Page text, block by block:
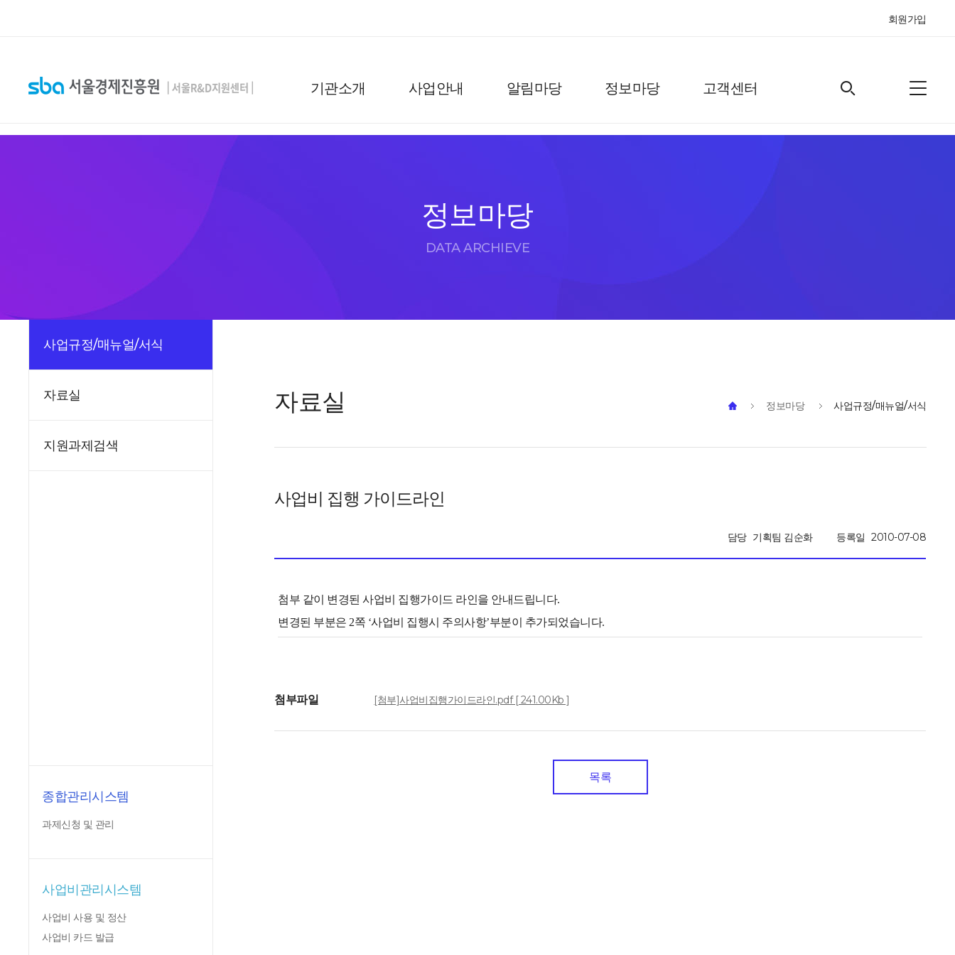
회원가입
기관소개 사업안내 알림마당 정보마당 고객센터
정보마당
DATA ARCHIEVE
사업규정/매뉴얼/서식
자료실
지원과제검색
종합관리시스템
과제신청 및 관리
사업비관리시스템
사업비 사용 및 정산
사업비 카드 발급
자료실 정보마당 사업규정/매뉴얼/서식
사업비 집행 가이드라인
담당 기획팀 김순화 등록일 2010-07-08
첨부 같이 변경된 사업비 집행가이드 라인을 안내드립니다.
변경된 부분은 2쪽 ‘사업비 집행시 주의사항’부분이 추가되었습니다.
첨부파일 [첨부]사업비집행가이드라인.pdf [ 241.00Kb ]
목록